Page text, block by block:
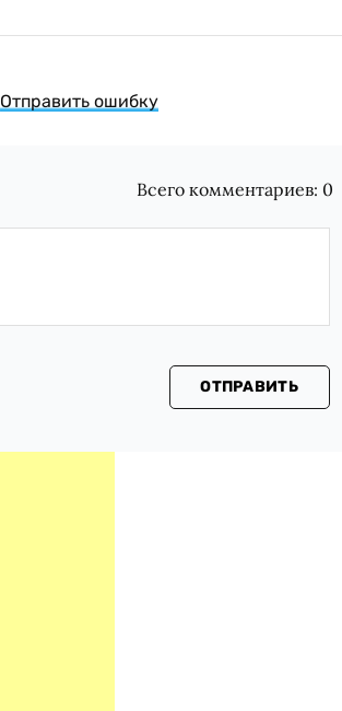
Отправить ошибку
Всего комментариев: 0
ОТПРАВИТЬ